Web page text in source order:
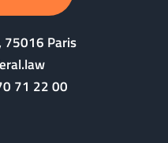
75016 Paris
71 22 00